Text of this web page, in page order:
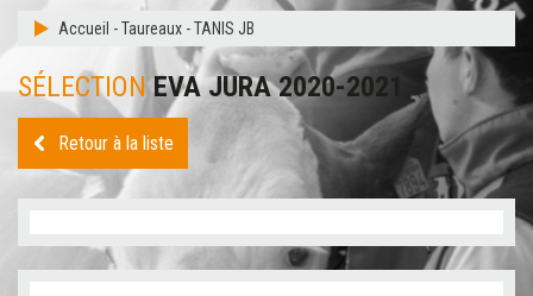
Accueil -Taureaux -TANIS JB
SÉLECTIONEVA JURA 2020-2021
Retour à la liste